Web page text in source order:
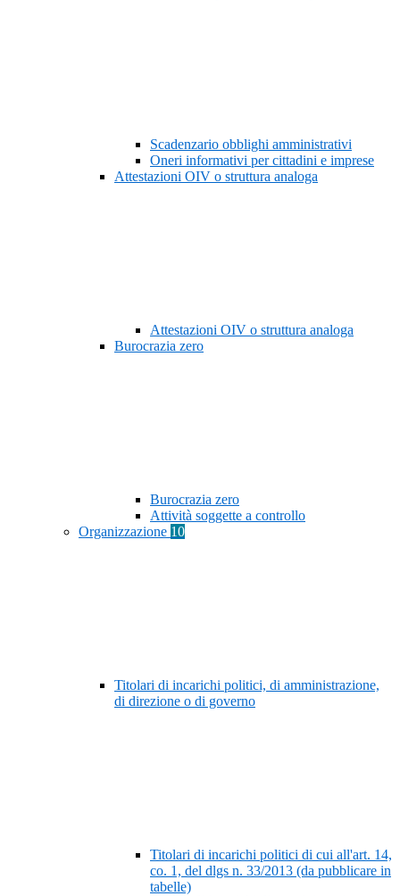
Scadenzario obblighi amministrativi
Oneri informativi per cittadini e imprese
Attestazioni OIV o struttura analoga
Attestazioni OIV o struttura analoga
Burocrazia zero
Burocrazia zero
Attività soggette a controllo
Organizzazione 10
Titolari di incarichi politici, di amministrazione,
di direzione o di governo
Titolari di incarichi politici di cui all'art. 14,
co. 1, del dlgs n. 33/2013 (da pubblicare in
tabelle)